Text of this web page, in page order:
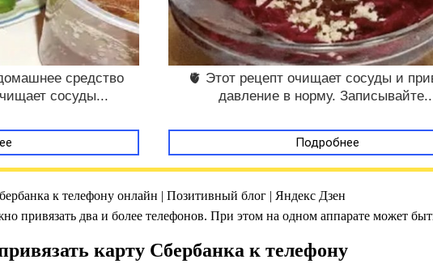
средство
сосуды...
🫀 Этот рецепт очищает сосуды и
давление в норму.
Подробнее
к телефону онлайн | Позитивный блог | Яндекс Дзен
привязать два и более телефонов. При этом на одном аппарате может
карту Сбербанка к телефону